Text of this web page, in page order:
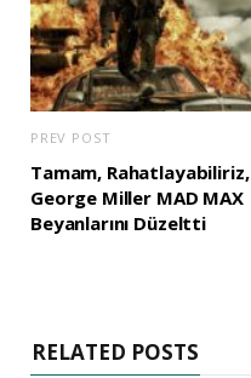
PREV POST
Tamam, Rahatlayabiliriz,
George Miller MAD MAX
Beyanlarını Düzeltti
RELATED POSTS